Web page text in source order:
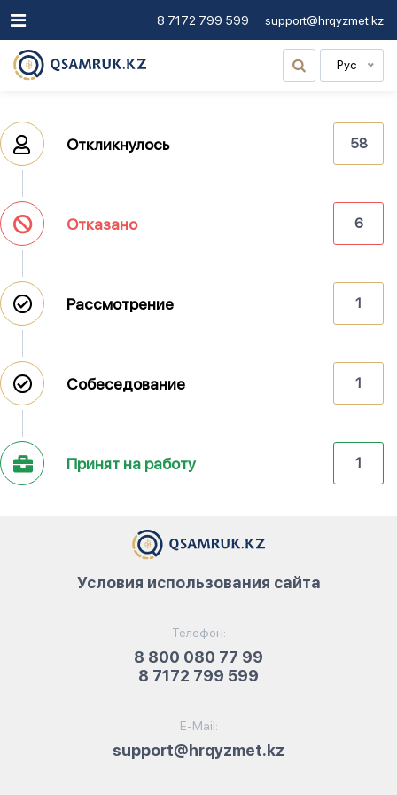
8 7172 799 599 support@hrqyzmet.kz
Рус
Откликнулось 58
Отказано 6
Рассмотрение 1
Собеседование 1
Принят на работу 1
Телефон:
8 800 080 77 99
8 7172 799 599
E-Mail:
support@hrqyzmet.kz
Условия использования сайта